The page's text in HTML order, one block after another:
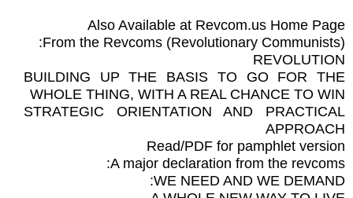
Also Available at Revcom.us Home Page
From the Revcoms (Revolutionary Communists):
REVOLUTION
BUILDING UP THE BASIS TO GO FOR THE
WHOLE THING, WITH A REAL CHANCE TO WIN
STRATEGIC ORIENTATION AND PRACTICAL
APPROACH
Read/PDF for pamphlet version
A major declaration from the revcoms:
WE NEED AND WE DEMAND: